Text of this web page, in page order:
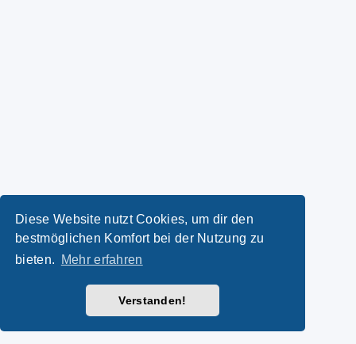
Diese Website nutzt Cookies, um dir den
bestmöglichen Komfort bei der Nutzung zu
bieten.
Mehr erfahren
Verstanden!